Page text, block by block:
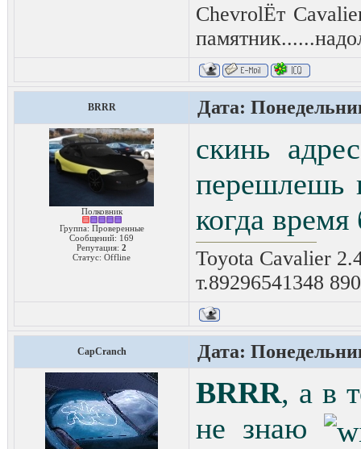
ChevrolЁт
BRRR Дата:
Полковник
Группа: Проверенные
Сообщений: 169
Репутация: 2
Статус: Offline
скинь
перешлешь
когда
Toyota Cavalier
т.89296541348
CapCranch Дата:
BRRR, а в
не знаю